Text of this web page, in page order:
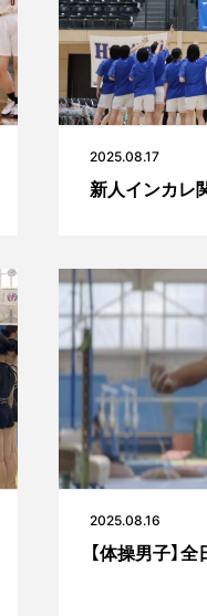
2025.08.17
新人インカレ
2025.08.16
【体操男子】